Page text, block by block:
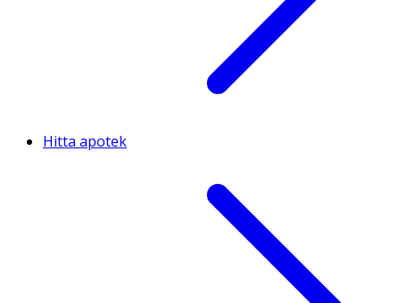
Hitta apotek